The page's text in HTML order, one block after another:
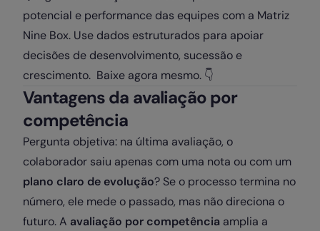
potencial e performance das equipes com a Matriz
Nine Box. Use dados estruturados para apoiar
decisões de desenvolvimento, sucessão e
crescimento. Baixe agora mesmo. 👇
Vantagens da avaliação por
competência
Pergunta objetiva: na última avaliação, o
colaborador saiu apenas com uma nota ou com um
plano claro de evolução? Se o processo termina no
número, ele mede o passado, mas não direciona o
futuro. A avaliação por competência amplia a